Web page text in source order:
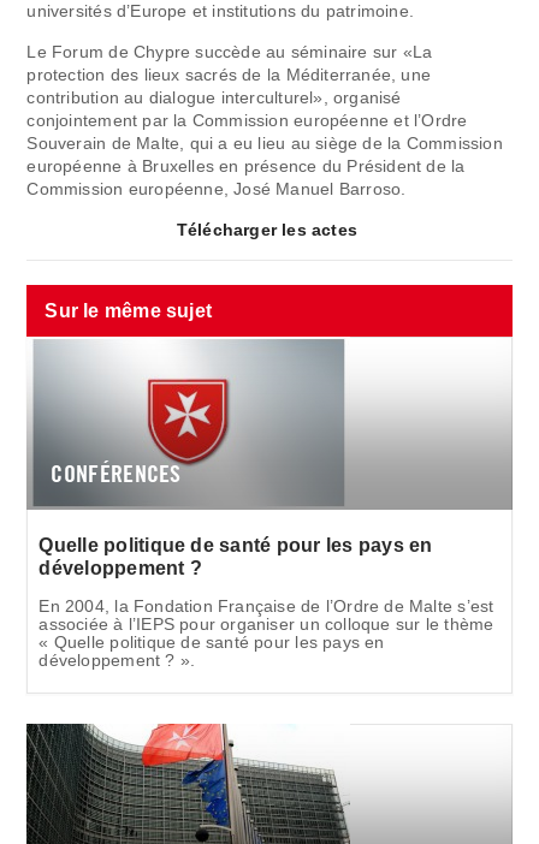
universités d’Europe et institutions du patrimoine.
Le Forum de Chypre succède au séminaire sur «La
protection des lieux sacrés de la Méditerranée, une
contribution au dialogue interculturel», organisé
conjointement par la Commission européenne et l’Ordre
Souverain de Malte, qui a eu lieu au siège de la Commission
européenne à Bruxelles en présence du Président de la
Commission européenne, José Manuel Barroso.
Télécharger les actes
Sur le même sujet
CONFÉRENCES
Quelle politique de santé pour les pays en
développement ?
En 2004, la Fondation Française de l’Ordre de Malte s’est
associée à l’IEPS pour organiser un colloque sur le thème
« Quelle politique de santé pour les pays en
développement ? ».